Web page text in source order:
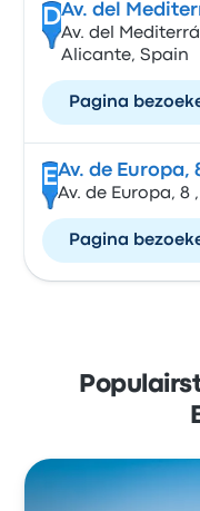
DAv. del
Av. del
Alicante, Spain
Pagina
EAv. de Europa,
Av. de Europa, 8
Pagina